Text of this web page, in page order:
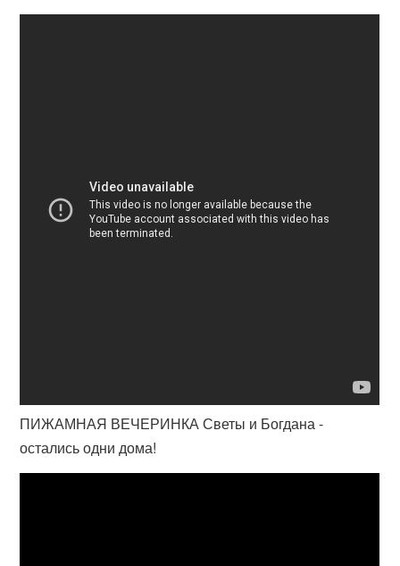
ПИЖАМНАЯ ВЕЧЕРИНКА Светы и Богдана -
остались одни дома!